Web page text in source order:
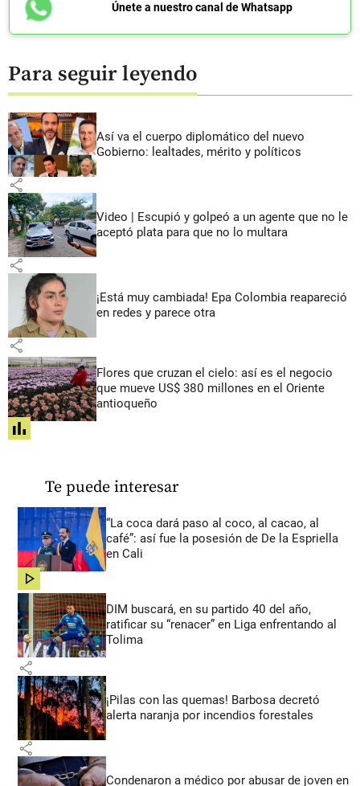
Únete a nuestro canal de Whatsapp
Para seguir leyendo
Así va el cuerpo diplomático del nuevo
Gobierno: lealtades, mérito y políticos
share
Video | Escupió y golpeó a un agente que no le
aceptó plata para que no lo multara
share
¡Está muy cambiada! Epa Colombia reapareció
en redes y parece otra
share
Flores que cruzan el cielo: así es el negocio
que mueve US$ 380 millones en el Oriente
antioqueño
share
Te puede interesar
“La coca dará paso al coco, al cacao, al
café”: así fue la posesión de De la Espriella
en Cali
share
DIM buscará, en su partido 40 del año,
ratificar su “renacer” en Liga enfrentando al
Tolima
share
¡Pilas con las quemas! Barbosa decretó
alerta naranja por incendios forestales
share
Condenaron a médico por abusar de joven en